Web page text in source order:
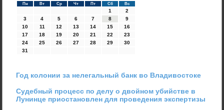
Пн Вт Ср Чт Пт Сб Вс
1
2
3
4 5 6 7 8
9
10
11 12 13 14 15
16
17
18 19 20 21 22
23
24
25 26 27 28 29
30
31
Год колонии за нелегальный банк во Владивостоке
Судебный процесс по делу о двойном убийстве в
Лунинце приостановлен для проведения экспертизы